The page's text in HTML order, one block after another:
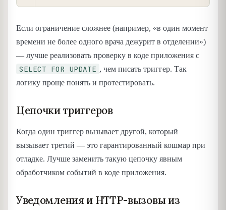
Если ограничение сложнее (например, «в один момент
времени не более одного врача дежурит в отделении»)
— лучше реализовать проверку в коде приложения с
SELECT FOR UPDATE , чем писать триггер. Так
логику проще понять и протестировать.
Цепочки триггеров
Когда один триггер вызывает другой, который
вызывает третий — это гарантированный кошмар при
отладке. Лучше заменить такую цепочку явным
обработчиком событий в коде приложения.
Уведомления и HTTP-вызовы из